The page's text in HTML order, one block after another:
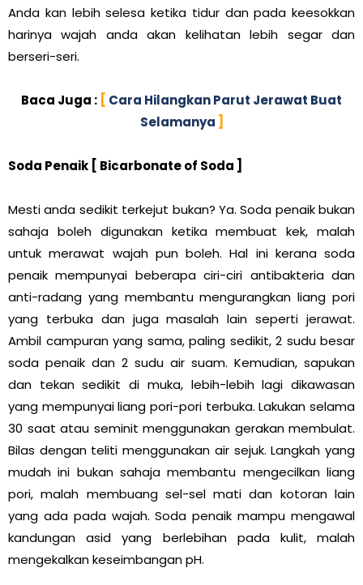
Anda kan lebih selesa ketika tidur dan pada keesokkan
harinya wajah anda akan kelihatan lebih segar dan
berseri-seri.
Baca Juga : [ Cara Hilangkan Parut Jerawat Buat
Selamanya ]
Soda Penaik [ Bicarbonate of Soda ]
Mesti anda sedikit terkejut bukan? Ya. Soda penaik bukan
sahaja boleh digunakan ketika membuat kek, malah
untuk merawat wajah pun boleh. Hal ini kerana soda
penaik mempunyai beberapa ciri-ciri antibakteria dan
anti-radang yang membantu mengurangkan liang pori
yang terbuka dan juga masalah lain seperti jerawat.
Ambil campuran yang sama, paling sedikit, 2 sudu besar
soda penaik dan 2 sudu air suam. Kemudian, sapukan
dan tekan sedikit di muka, lebih-lebih lagi dikawasan
yang mempunyai liang pori-pori terbuka. Lakukan selama
30 saat atau seminit menggunakan gerakan membulat.
Bilas dengan teliti menggunakan air sejuk. Langkah yang
mudah ini bukan sahaja membantu mengecilkan liang
pori, malah membuang sel-sel mati dan kotoran lain
yang ada pada wajah. Soda penaik mampu mengawal
kandungan asid yang berlebihan pada kulit, malah
mengekalkan keseimbangan pH.